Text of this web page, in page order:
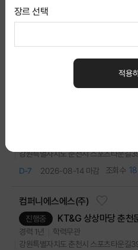
kbs
재공고 ( ~ 08/11 )
학력무관 서울 영등포구
97
강원특별자치도 춘천시 스포츠타운길
D-7 2026-08-14 마감 18
컴퍼니에스에스(주)
진행중 KT&G 상상마당 춘천
경력 1년 학력무관
강원특별자치도 춘천시 스포츠타운길
장르 선택
적용